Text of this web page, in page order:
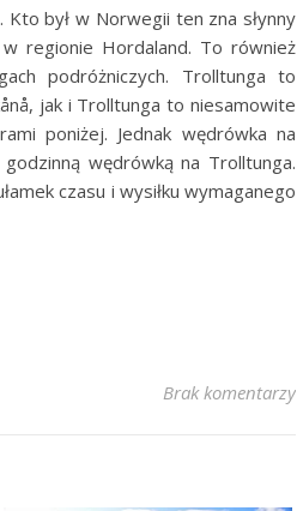
był w Norwegii ten zna słynny
regionie Hordaland. To również
podróżniczych. Trolltunga to
jak i Trolltunga to niesamowite
poniżej. Jednak wędrówka na
wędrówką na Trolltunga.
czasu i wysiłku wymaganego
Brak komentarzy